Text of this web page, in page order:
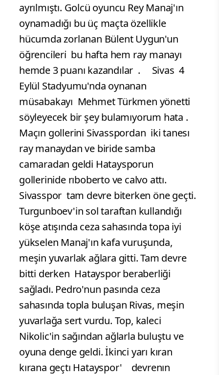
ayrılmıştı. Golcü oyuncu Rey Manaj'ın
oynamadığı bu üç maçta özelli̇kle
hücumda zorlanan Bülent Uygun'un
öğrenci̇leri̇ bu hafta hem ray manayı
hemde 3 puanı kazandılar . Sivas 4
Eylül Stadyumu'nda oynanan
müsabakayı Mehmet Türkmen yönetti
söyleyecek bir şey bulamıyorum hata .
Maçın gollerini Sivasspordan iki tanesı
ray manaydan ve biride samba
camaradan geldi Hataysporun
gollerinide rıboberto ve calvo attı.
Sivasspor tam devre biterken öne geçti.
Turgunboev'in sol taraftan kullandığı
köşe atışında ceza sahasında topa iyi
yükselen Manaj'ın kafa vuruşunda,
meşin yuvarlak ağlara gitti. Tam devre
bitti derken Hatayspor beraberliği
sağladı. Pedro'nun pasında ceza
sahasında topla buluşan Rivas, meşin
yuvarlağa sert vurdu. Top, kaleci
Nikolic'in sağından ağlarla buluştu ve
oyuna denge geldi. İkinci yarı kıran
kırana geçtı Hatayspor' devrenın